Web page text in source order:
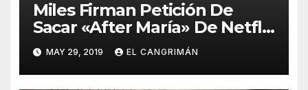
Miles Firman Petición De
Sacar «After María» De Netflix
Porque El Documental No
Trata Sobre Lo Que Ellos
Quieren Que Trate
MAY 29, 2019 EL CANGRIMÁN